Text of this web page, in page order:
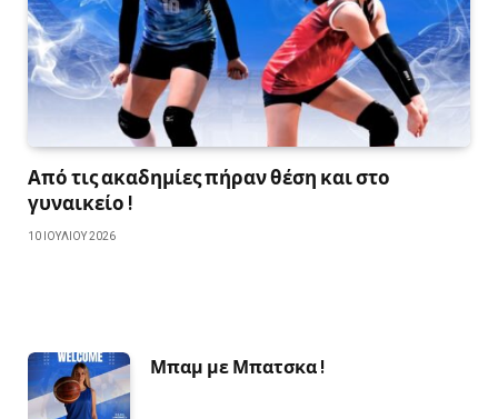
Από τις ακαδημίες πήραν θέση και στο
γυναικείο !
10 ΙΟΥΛΊΟΥ 2026
Μπαμ με Μπατσκα !